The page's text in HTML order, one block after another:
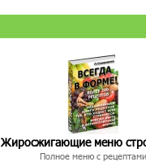
Жиросжигающие меню
Полное меню с рецептами